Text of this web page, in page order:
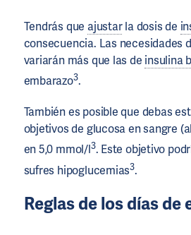
Tendrás que ajustarla dosis de
consecuencia. Las necesidades
variarán más que las de insulina
embarazo3.
También es posible que debas
objetivos de glucosa en sangre
en 5,0 mmol/l3. Este objetivo
sufres hipoglucemias3.
Reglas de los días de